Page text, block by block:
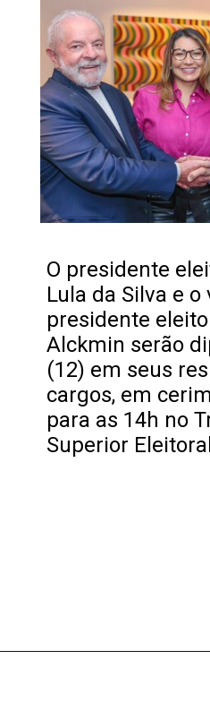
O presidente
Lula da Silva e o
presidente
Alckmin serão
(12) em seus
cargos, em
para as 14h no
Superior